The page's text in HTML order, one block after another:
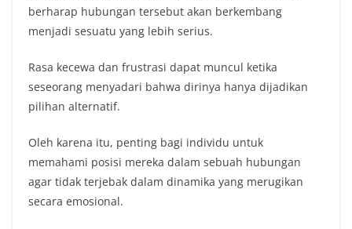
berharap hubungan tersebut akan berkembang
menjadi sesuatu yang lebih serius.
Rasa kecewa dan frustrasi dapat muncul ketika
seseorang menyadari bahwa dirinya hanya dijadikan
pilihan alternatif.
Oleh karena itu, penting bagi individu untuk
memahami posisi mereka dalam sebuah hubungan
agar tidak terjebak dalam dinamika yang merugikan
secara emosional.